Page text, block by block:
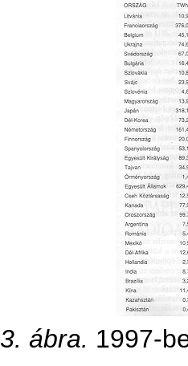
3. ábra. 1997-